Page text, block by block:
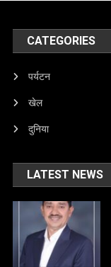
CATEGORIES
पर्यटन
खेल
दुनिया
LATEST NEWS